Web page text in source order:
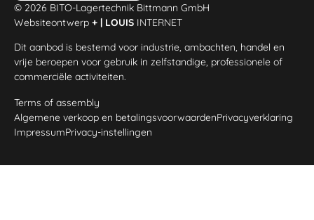
© 2026 BITO-Lagertechnik Bittmann GmbH
Websiteontwerp+ | LOUIS INTERNET
Dit aanbod is bestemd voor industrie, ambachten, handel en
vrije beroepen voor gebruik in zelfstandige, professionele of
commerciële activiteiten.
Terms of assembly
Algemene verkoop en betalingsvoorwaardenPrivacyverklaring
ImpressumPrivacy-instellingen